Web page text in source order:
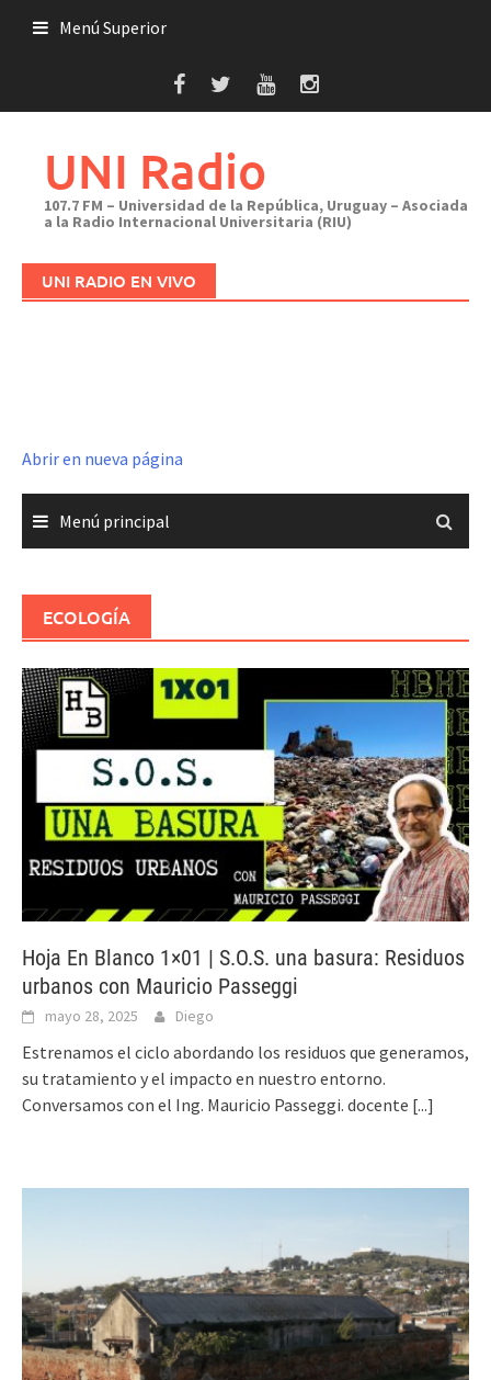
Menú Superior
UNI Radio
107.7 FM – Universidad de la República, Uruguay – Asociada
a la Radio Internacional Universitaria (RIU)
UNI RADIO EN VIVO
Abrir en nueva página
Menú principal
ECOLOGÍA
Hoja En Blanco 1×01 | S.O.S. una basura: Residuos
urbanos con Mauricio Passeggi
mayo 28, 2025 Diego
Estrenamos el ciclo abordando los residuos que generamos,
su tratamiento y el impacto en nuestro entorno.
Conversamos con el Ing. Mauricio Passeggi. docente [...]